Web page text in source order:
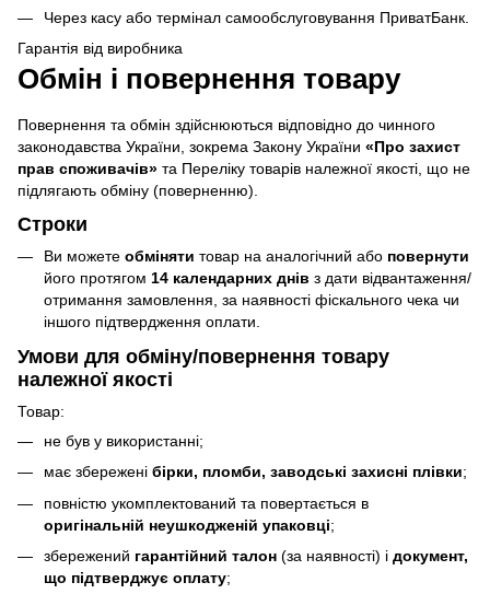
Через касу або термінал самообслуговування ПриватБанк.
Гарантія від виробника
Обмін і повернення товару
Повернення та обмін здійснюються відповідно до чинного
законодавства України, зокрема Закону України «Про захист
прав споживачів» та Переліку товарів належної якості, що не
підлягають обміну (поверненню).
Строки
Ви можете обміняти товар на аналогічний або повернути
його протягом 14 календарних днів з дати відвантаження/
отримання замовлення, за наявності фіскального чека чи
іншого підтвердження оплати.
Умови для обміну/повернення товару
належної якості
Товар:
не був у використанні;
має збережені бірки, пломби, заводські захисні плівки;
повністю укомплектований та повертається в
оригінальній неушкодженій упаковці;
збережений гарантійний талон (за наявності) і документ,
що підтверджує оплату;